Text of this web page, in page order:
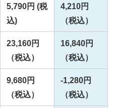
5,790円 (税
込)
4,210円
（税込）
23,160円
（税込）
16,840円
（税込）
9,680円
（税込）
-1,280円
（税込）